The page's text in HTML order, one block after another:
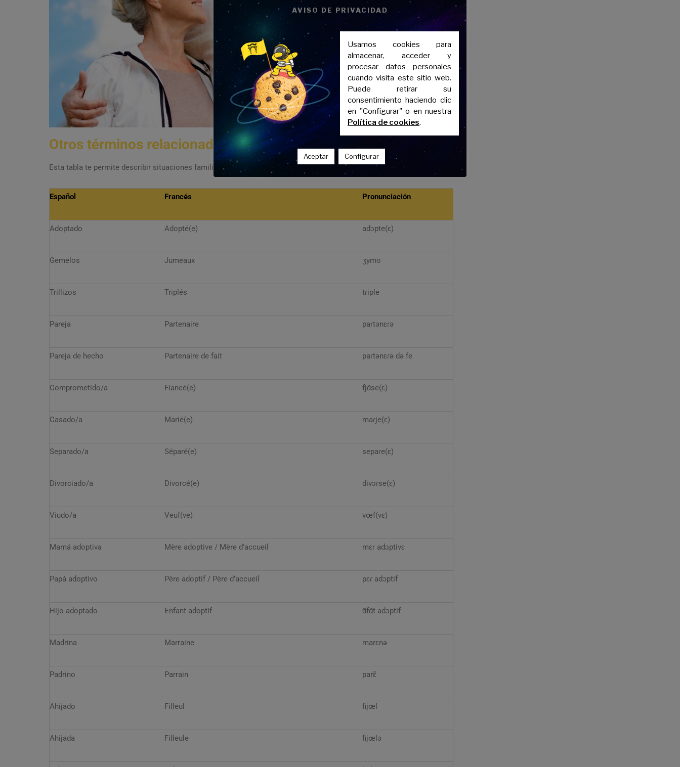
Otros términos relacionados con la familia en francés
Esta tabla te permite describir situaciones familiares más complejas:
Español Francés Pronunciación
Adoptado Adopté(e) adɔpte(ɛ)
Gemelos Jumeaux ʒymo
Trillizos Triplés tɾiple
Pareja Partenaire paɾtənɛɾə
Pareja de hecho Partenaire de fait paɾtənɛɾə də fe
Comprometido/a Fiancé(e) fjɑ̃se(ɛ)
Casado/a Marié(e) maɾje(ɛ)
Separado/a Séparé(e) sepaɾe(ɛ)
Divorciado/a Divorcé(e) divɔɾse(ɛ)
Viudo/a Veuf(ve) vœf(vɛ)
Mamá adoptiva Mère adoptive / Mère d’accueil mɛɾ adɔptivɛ
Papá adoptivo Père adoptif / Père d’accueil pɛɾ adɔptif
Hijo adoptado Enfant adoptif ɑ̃fɑ̃t adɔptif
Madrina Marraine marɛnə
Padrino Parrain parɛ̃
Ahijado Filleul fijœl
Ahijada Filleule fijœlə
AVISO DE PRIVACIDAD
Usamos cookies para
almacenar, acceder y
procesar datos personales
cuando visita este sitio web.
Puede retirar su
consentimiento haciendo clic
en "Configurar" o en nuestra
Política de cookies.
Aceptar Configurar